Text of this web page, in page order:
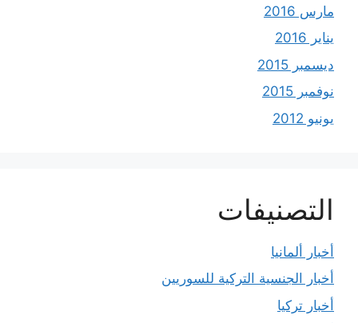
مارس 2016
يناير 2016
ديسمبر 2015
نوفمبر 2015
يونيو 2012
التصنيفات
أخبار ألمانيا
أخبار الجنسية التركية للسوريين
أخبار تركيا